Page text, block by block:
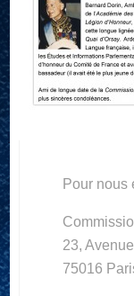
Pour nous
23,
75016